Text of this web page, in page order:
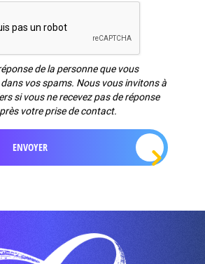
de la personne que vous
vos spams. Nous vous invitons à
si vous ne recevez pas de réponse
votre prise de contact.